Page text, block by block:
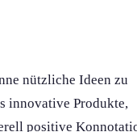
nützliche Ideen zu
innovative Produkte,
positive